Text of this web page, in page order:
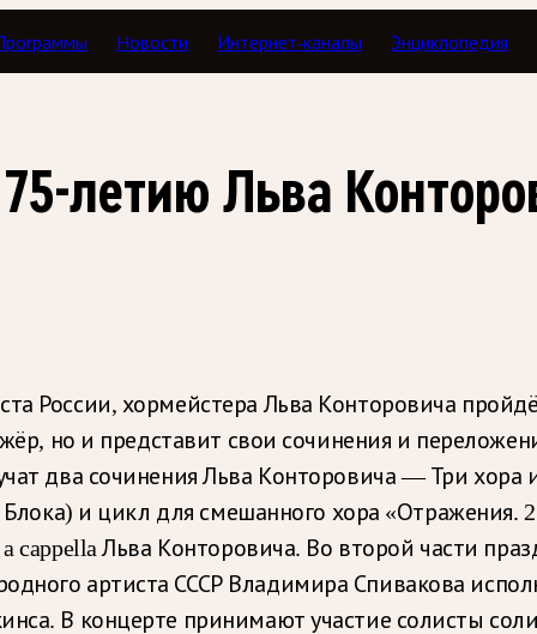
Новости Интернет-каналы Энциклопедия
летию Льва
России, хормейстера Льва Конторовича
но и представит свои сочинения и
два сочинения Льва Конторовича — Три
и цикл для смешанного хора «Отражения.
Льва Конторовича. Во второй части
артиста СССР Владимира Спивакова
В концерте принимают участие солисты